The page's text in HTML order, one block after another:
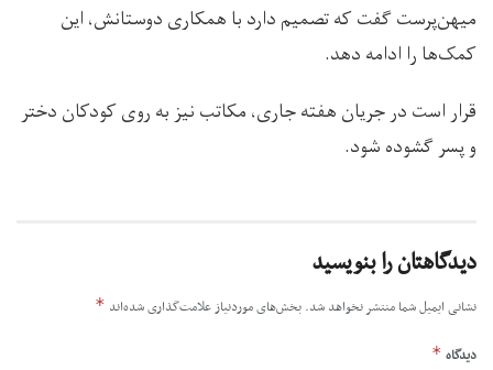
میهن‌پرست گفت که تصمیم دارد با همکاری دوستانش، این
کمک‌ها را ادامه دهد.
قرار است در جریان هفته جاری، مکاتب نیز به روی کودکان دختر
و پسر گشوده شود.
دیدگاهتان را بنویسید
نشانی ایمیل شما منتشر نخواهد شد. بخش‌های موردنیاز علامت‌گذاری شده‌اند *
دیدگاه *